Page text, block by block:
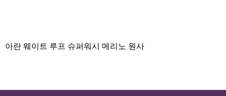
아란 웨이트 루프 슈퍼워시 메리노 원사